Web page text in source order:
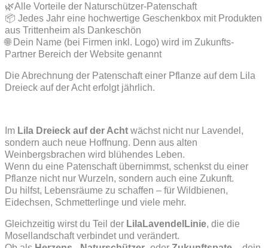
🌿Alle Vorteile der Naturschützer-Patenschaft
📦 Jedes Jahr eine hochwertige Geschenkbox mit Produkten
aus Trittenheim als Dankeschön
🌐 Dein Name (bei Firmen inkl. Logo) wird im Zukunfts-
Partner Bereich der Website genannt
Die Abrechnung der Patenschaft einer Pflanze auf dem Lila
Dreieck auf der Acht erfolgt jährlich.
Im Lila Dreieck auf der Acht wächst nicht nur Lavendel,
sondern auch neue Hoffnung. Denn aus alten
Weinbergsbrachen wird blühendes Leben.
Wenn du eine Patenschaft übernimmst, schenkst du einer
Pflanze nicht nur Wurzeln, sondern auch eine Zukunft.
Du hilfst, Lebensräume zu schaffen – für Wildbienen,
Eidechsen, Schmetterlinge und viele mehr.
Gleichzeitig wirst du Teil der LilaLavendelLinie, die die
Mosellandschaft verbindet und verändert.